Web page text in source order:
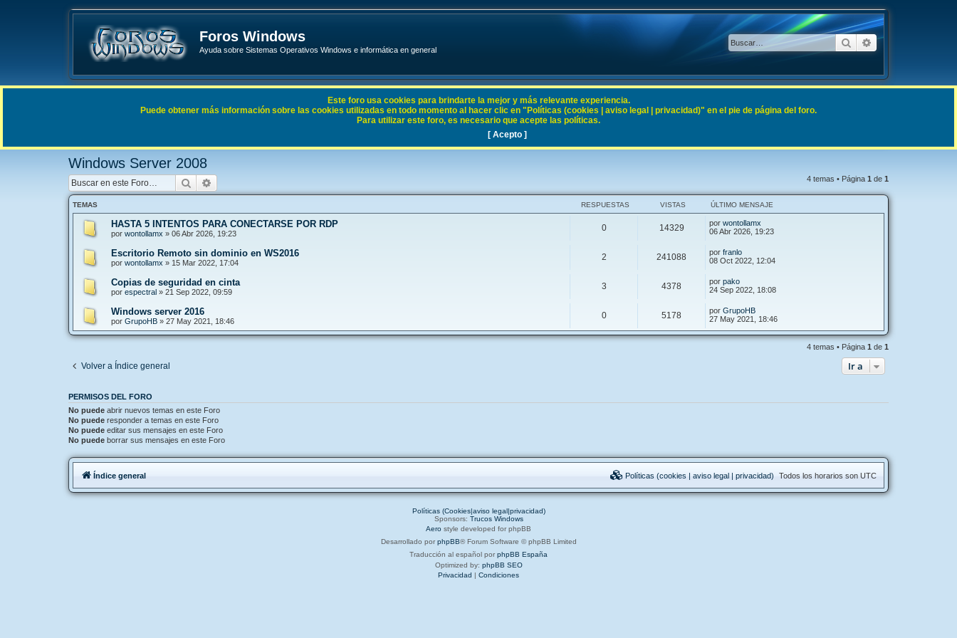
Foros Windows
Ayuda sobre Sistemas Operativos Windows e informática en general
BuscarBúsqueda
Enlaces rápidos FAQ
Windows Server 2008
Buscar 4 temas • Página 1 de 1
TEMAS RESPUESTAS VISTAS ÚLTIMO MENSAJE
HASTA 5 INTENTOS PARA CONECTARSE POR RDP
por wontollamx » 06 Abr 2026, 19:23
0 14329 por wontollamx
06 Abr 2026, 19:23
Escritorio Remoto sin dominio en WS2016
por wontollamx » 15 Mar 2022, 17:04
2 241088 por franlo
08 Oct 2022, 12:04
Copias de seguridad en cinta
por espectral » 21 Sep 2022, 09:59
3 4378 por pako
24 Sep 2022, 18:08
Windows server 2016
por GrupoHB » 27 May 2021, 18:46
0 5178 por GrupoHB
27 May 2021, 18:46
4 temas • Página 1 de 1
Volver a Índice general Ir a
PERMISOS DEL FORO
No puede abrir nuevos temas en este Foro
No puede responder a temas en este Foro
No puede editar sus mensajes en este Foro
No puede borrar sus mensajes en este Foro
Este foro usa cookies para brindarte la mejor y más relevante experiencia.
Puede obtener más información sobre las cookies utilizadas en todo momento al hacer clic en "Políticas (cookies | aviso legal | privacidad)" en el pie de página del foro.
Para utilizar este foro, es necesario que acepte las políticas.
[ Acepto ]
Índice general Todos los horarios son UTC
Políticas (cookies | aviso legal | privacidad)
Políticas (Cookies|aviso legal|privacidad)
Sponsors: Trucos Windows
Aero style developed for phpBB
Desarrollado por phpBB® Forum Software © phpBB Limited
Traducción al español por phpBB España
Optimized by: phpBB SEO
Privacidad | Condiciones